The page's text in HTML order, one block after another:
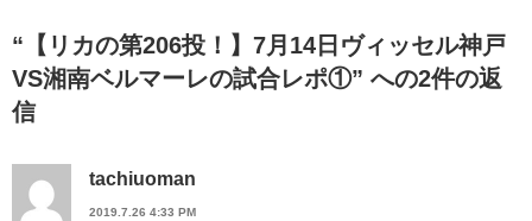
“【リカの第206投！】7月14日ヴィッセル神戸
VS湘南ベルマーレの試合レポ①” への2件の返
信
tachiuoman
2019.7.26 4:33 PM